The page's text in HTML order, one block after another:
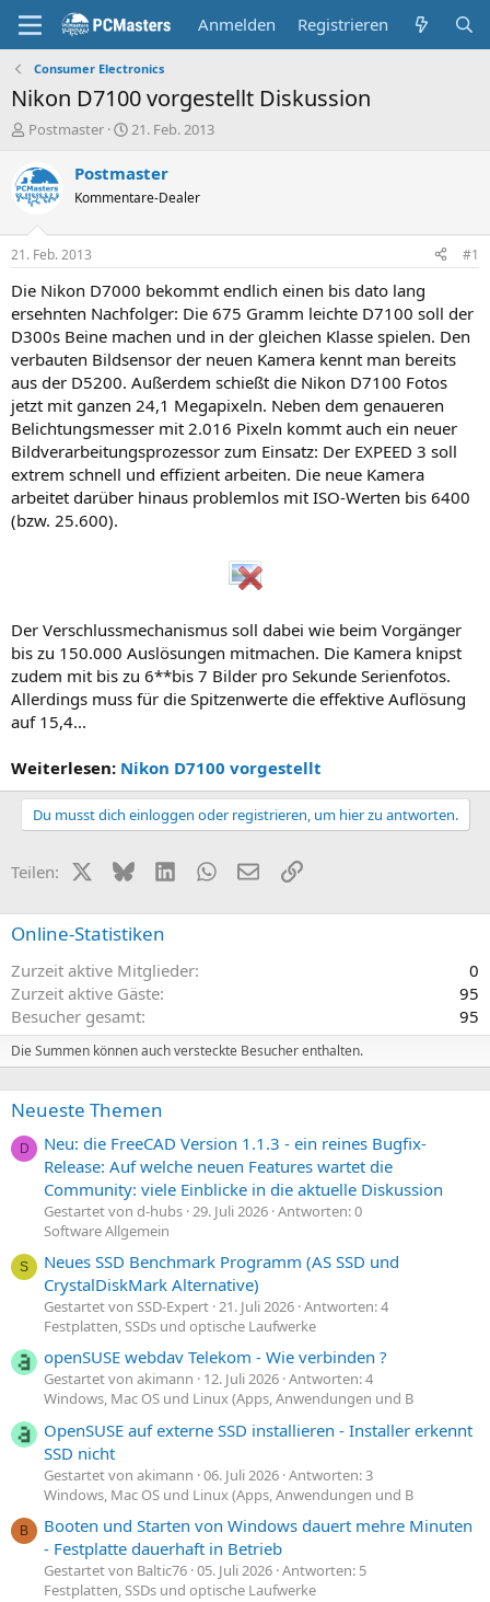
Anmelden Registrieren
Consumer Electronics
Nikon D7100 vorgestellt Diskussion
E
s
t
e
e
r
Postmaster
E
s
e
t
a
m
21. Feb. 2013
Postmaster
Kommentare-Dealer
21. Feb. 2013 #1
Die Nikon D7000 bekommt endlich einen bis dato lang
ersehnten Nachfolger: Die 675 Gramm leichte D7100 soll der
D300s Beine machen und in der gleichen Klasse spielen. Den
verbauten Bildsensor der neuen Kamera kennt man bereits
aus der D5200. Außerdem schießt die Nikon D7100 Fotos
jetzt mit ganzen 24,1 Megapixeln. Neben dem genaueren
Belichtungsmesser mit 2.016 Pixeln kommt auch ein neuer
Bildverarbeitungsprozessor zum Einsatz: Der EXPEED 3 soll
extrem schnell und effizient arbeiten. Die neue Kamera
arbeitet darüber hinaus problemlos mit ISO-Werten bis 6400
(bzw. 25.600).
Der Verschlussmechanismus soll dabei wie beim Vorgänger
bis zu 150.000 Auslösungen mitmachen. Die Kamera knipst
zudem mit bis zu 6**bis 7 Bilder pro Sekunde Serienfotos.
Allerdings muss für die Spitzenwerte die effektive Auflösung
auf 15,4...
Weiterlesen: Nikon D7100 vorgestellt
Du musst dich einloggen oder registrieren, um hier zu antworten.
Teilen: X (Twitter)
BlueskyLinkedInWhatsApp
E-MailLink
Online-Statistiken
Zurzeit aktive Mitglieder
0
Zurzeit aktive Gäste
95
Besucher gesamt
95
Die Summen können auch versteckte Besucher enthalten.
Neueste Themen
D
Neu: die FreeCAD Version 1.1.3 - ein reines Bugfix-
Release: Auf welche neuen Features wartet die
Community: viele Einblicke in die aktuelle Diskussion
Gestartet von d-hubs 29. Juli 2026 Antworten: 0
Software Allgemein
S
Neues SSD Benchmark Programm (AS SSD und
CrystalDiskMark Alternative)
Gestartet von SSD-Expert 21. Juli 2026 Antworten: 4
Festplatten, SSDs und optische Laufwerke
openSUSE webdav Telekom - Wie verbinden ?
Gestartet von akimann 12. Juli 2026 Antworten: 4
Windows, Mac OS und Linux (Apps, Anwendungen und B
OpenSUSE auf externe SSD installieren - Installer erkennt
SSD nicht
Gestartet von akimann 06. Juli 2026 Antworten: 3
Windows, Mac OS und Linux (Apps, Anwendungen und B
B
Booten und Starten von Windows dauert mehre Minuten
- Festplatte dauerhaft in Betrieb
Gestartet von Baltic76 05. Juli 2026 Antworten: 5
Festplatten, SSDs und optische Laufwerke